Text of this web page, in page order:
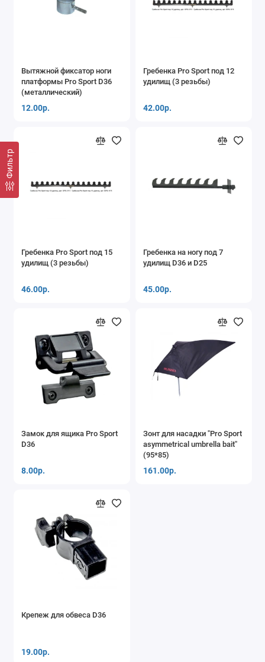
Фильтр
Вытяжной фиксатор ноги
платформы Pro Sport D36
(металлический)
12.00р.
Гребенка Pro Sport под 12
удилищ (3 резьбы)
42.00р.
Гребенка Pro Sport под 15
удилищ (3 резьбы)
46.00р.
Гребенка на ногу под 7
удилищ D36 и D25
45.00р.
Замок для ящика Pro Sport
D36
8.00р.
Зонт для насадки "Pro Sport
asymmetrical umbrella bait"
(95*85)
161.00р.
Крепеж для обвеса D36
19.00р.